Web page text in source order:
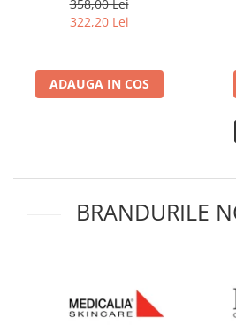
50ml
358,00 Lei
322,20 Lei
ADAUGA IN COS
BRANDURILE